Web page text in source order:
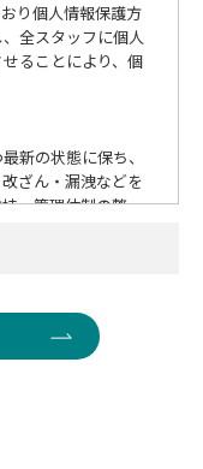
り個人情報保護方
全スタッフに個人
ることにより、個
新の状態に保ち、
ざん・漏洩などを
・管理体制の整
設からのご連絡や
電子メールや資料